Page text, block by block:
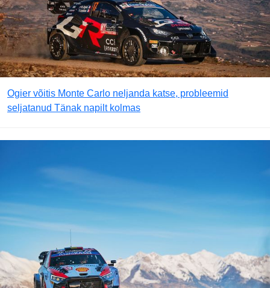
Ogier võitis Monte Carlo neljanda katse, probleemid
seljatanud Tänak napilt kolmas